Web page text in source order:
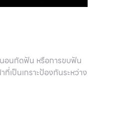
นอนกัดฟัน หรือการขบฟัน
ป็นเกราะป้องกันระหว่าง